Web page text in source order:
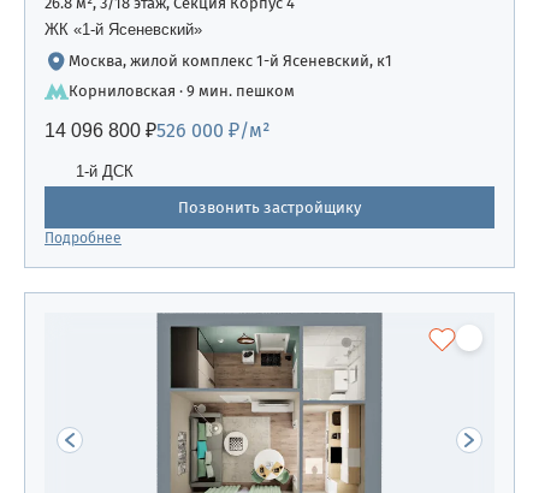
ЖК «1-й Ясеневский»
Москва, жилой комплекс 1-й Ясеневский, к1
Корниловская · 9 мин. пешком
14 096 800 ₽526 000 ₽/м²
1-й ДСК
Позвонить застройщику
Подробнее